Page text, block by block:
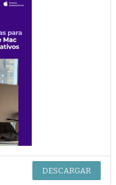
DESCARGAR